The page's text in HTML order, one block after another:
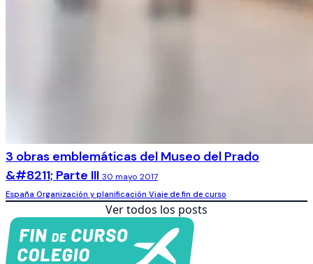
3 obras emblemáticas del Museo del Prado
&#8211; Parte III 30 mayo 2017
España Organización y planificación Viaje de fin de curso
Ver todos los posts